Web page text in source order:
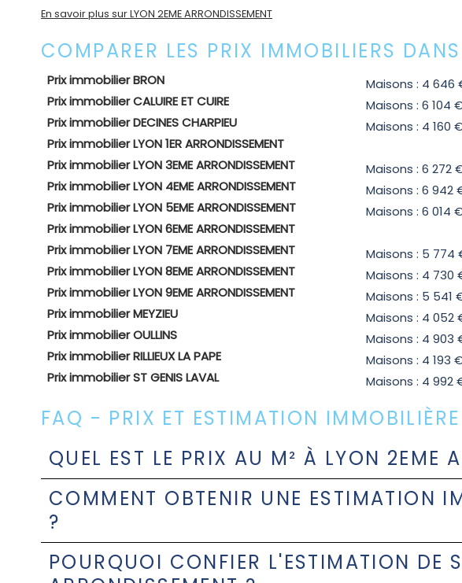
En savoir plus sur LYON 2EME ARRONDISSEMENT
COMPARER LES PRIX IMMOBILIERS
Prix immobilier BRON Maisons : 4 646
Prix immobilier CALUIRE ET CUIRE Maisons : 6 104
Prix immobilier DECINES CHARPIEU Maisons : 4 160
Prix immobilier LYON 1ER ARRONDISSEMENT
Prix immobilier LYON 3EME ARRONDISSEMENT Maisons : 6 272
Prix immobilier LYON 4EME ARRONDISSEMENT Maisons : 6 942
Prix immobilier LYON 5EME ARRONDISSEMENT Maisons : 6 014
Prix immobilier LYON 6EME ARRONDISSEMENT
Prix immobilier LYON 7EME ARRONDISSEMENT Maisons : 5 774
Prix immobilier LYON 8EME ARRONDISSEMENT Maisons : 4 730
Prix immobilier LYON 9EME ARRONDISSEMENT Maisons : 5 541
Prix immobilier MEYZIEU Maisons : 4 052
Prix immobilier OULLINS Maisons : 4 903
Prix immobilier RILLIEUX LA PAPE Maisons : 4 193
Prix immobilier ST GENIS LAVAL Maisons : 4 992
FAQ - PRIX ET ESTIMATION
QUEL EST LE PRIX AU M² À LYON 2EME
COMMENT OBTENIR UNE ESTIMATION
?
POURQUOI CONFIER L'ESTIMATION DE